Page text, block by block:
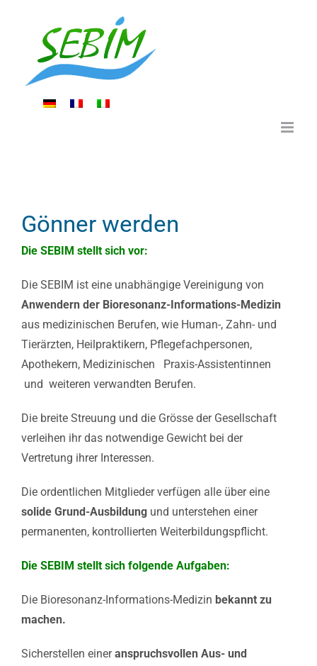
Gönner werden
Die SEBIM stellt sich vor:
Die SEBIM ist eine unabhängige Vereinigung von
Anwendern der Bioresonanz-Informations-Medizin
aus medizinischen Berufen, wie Human-, Zahn- und
Tierärzten, Heilpraktikern, Pflegefachpersonen,
Apothekern, Medizinischen Praxis-Assistentinnen
und weiteren verwandten Berufen.
Die breite Streuung und die Grösse der Gesellschaft
verleihen ihr das notwendige Gewicht bei der
Vertretung ihrer Interessen.
Die ordentlichen Mitglieder verfügen alle über eine
solide Grund-Ausbildung und unterstehen einer
permanenten, kontrollierten Weiterbildungspflicht.
Die SEBIM stellt sich folgende Aufgaben:
Die Bioresonanz-Informations-Medizin bekannt zu
machen.
Sicherstellen eineranspruchsvollen Aus- und